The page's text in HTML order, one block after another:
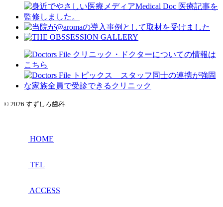
© 2026 すずしろ歯科.
HOME
TEL
ACCESS